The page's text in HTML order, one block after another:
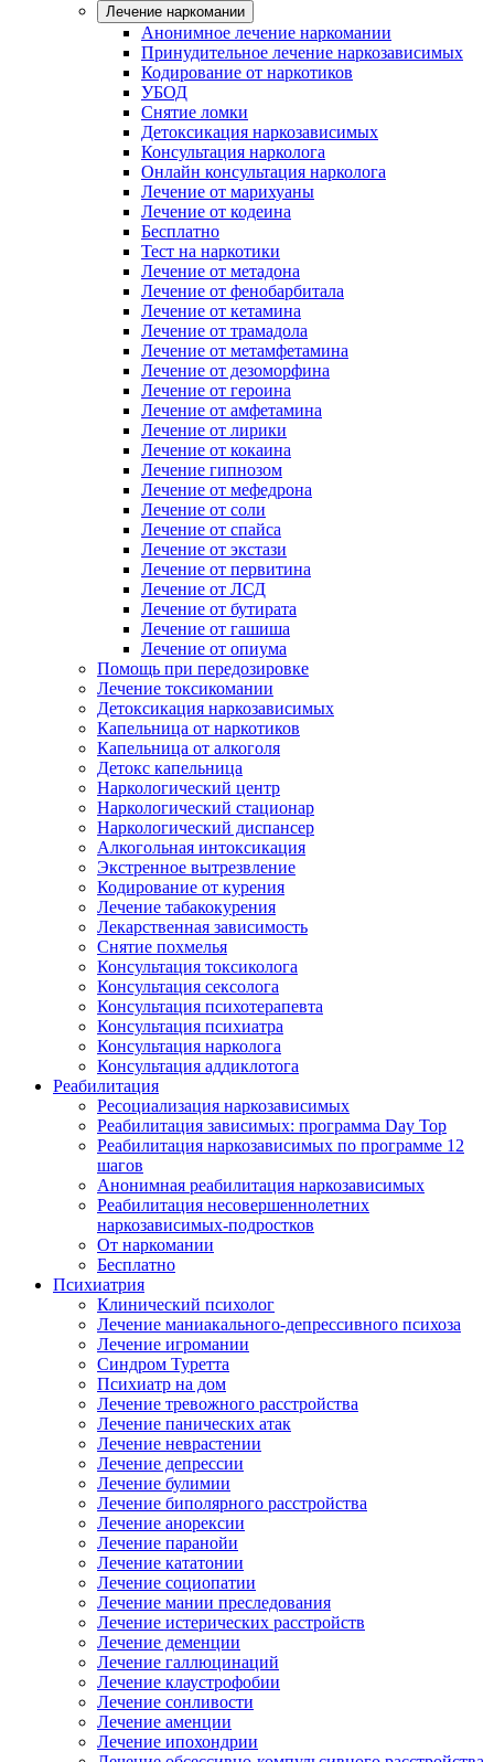
Лечение наркомании
Анонимное лечение наркомании
Принудительное лечение наркозависимых
Кодирование от наркотиков
УБОД
Снятие ломки
Детоксикация наркозависимых
Консультация нарколога
Онлайн консультация нарколога
Лечение от марихуаны
Лечение от кодеина
Бесплатно
Тест на наркотики
Лечение от метадона
Лечение от фенобарбитала
Лечение от кетамина
Лечение от трамадола
Лечение от метамфетамина
Лечение от дезоморфина
Лечение от героина
Лечение от амфетамина
Лечение от лирики
Лечение от кокаина
Лечение гипнозом
Лечение от мефедрона
Лечение от соли
Лечение от спайса
Лечение от экстази
Лечение от первитина
Лечение от ЛСД
Лечение от бутирата
Лечение от гашиша
Лечение от опиума
Помощь при передозировке
Лечение токсикомании
Детоксикация наркозависимых
Капельница от наркотиков
Капельница от алкоголя
Детокс капельница
Наркологический центр
Наркологический стационар
Наркологический диспансер
Алкогольная интоксикация
Экстренное вытрезвление
Кодирование от курения
Лечение табакокурения
Лекарственная зависимость
Снятие похмелья
Консультация токсиколога
Консультация сексолога
Консультация психотерапевта
Консультация психиатра
Консультация нарколога
Консультация аддиклотога
Реабилитация
Ресоциализация наркозависимых
Реабилитация зависимых: программа Day Top
Реабилитация наркозависимых по программе 12
шагов
Анонимная реабилитация наркозависимых
Реабилитация несовершеннолетних
наркозависимых-подростков
От наркомании
Бесплатно
Психиатрия
Клинический психолог
Лечение маниакального-депрессивного психоза
Лечение игромании
Синдром Туретта
Психиатр на дом
Лечение тревожного расстройства
Лечение панических атак
Лечение неврастении
Лечение депрессии
Лечение булимии
Лечение биполярного расстройства
Лечение анорексии
Лечение паранойи
Лечение кататонии
Лечение социопатии
Лечение мании преследования
Лечение истерических расстройств
Лечение деменции
Лечение галлюцинаций
Лечение клаустрофобии
Лечение сонливости
Лечение аменции
Лечение ипохондрии